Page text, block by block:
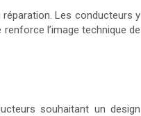
Les conducteurs y
l’image technique de
souhaitant un design